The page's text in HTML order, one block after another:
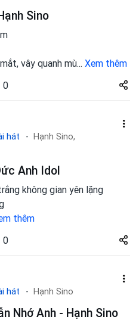
Sino
vây quanh mù... Xem thêm
0
Share
zuto.vn
hát
Hạnh Sino,
Anh Idol
không gian yên lặng
thêm
0
Share
zuto.vn
hát Hạnh Sino
Nhớ Anh - Hạnh Sino